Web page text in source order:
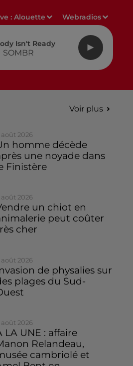
:Alouette Webradios
Isn't Ready
SOMBR
Voir plus
août 2026
homme décède
une noyade dans
Finistère
août 2026
un chiot en
peut coûter
cher
août 2026
de physalies sur
plages du Sud-
août 2026
LA UNE : affaire
Relandeau,
cambriolé et